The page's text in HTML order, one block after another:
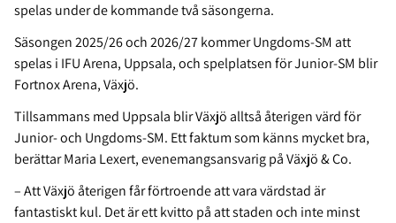
spelas under de kommande två säsongerna.
Säsongen 2025/26 och 2026/27 kommer Ungdoms-SM att
spelas i IFU Arena, Uppsala, och spelplatsen för Junior-SM blir
Fortnox Arena, Växjö.
Tillsammans med Uppsala blir Växjö alltså återigen värd för
Junior- och Ungdoms-SM. Ett faktum som känns mycket bra,
berättar Maria Lexert, evenemangsansvarig på Växjö & Co.
– Att Växjö återigen får förtroende att vara värdstad är
fantastiskt kul. Det är ett kvitto på att staden och inte minst